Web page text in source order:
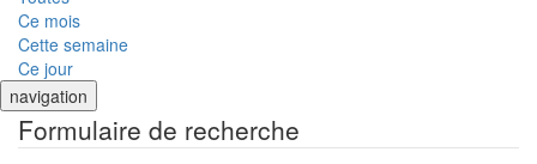
Ce mois
Cette semaine
Ce jour
navigation
Formulaire de recherche